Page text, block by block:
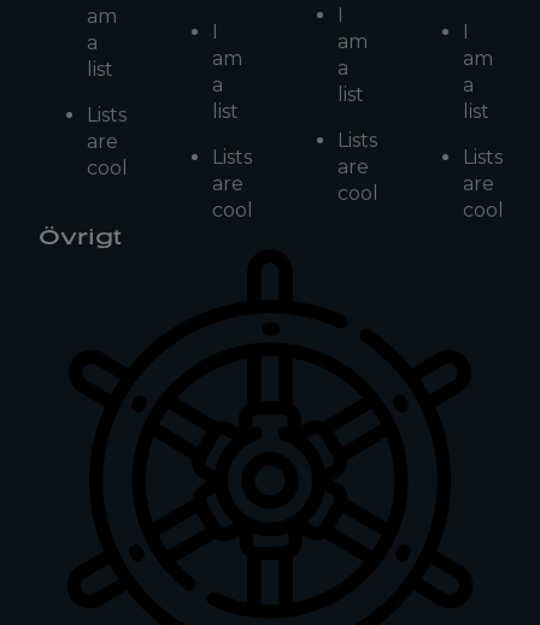
am
a
list
Lists
are
cool
am
a
list
Lists
are
cool
am
a
list
Lists
are
cool
am
a
list
Lists
are
cool
Övrigt